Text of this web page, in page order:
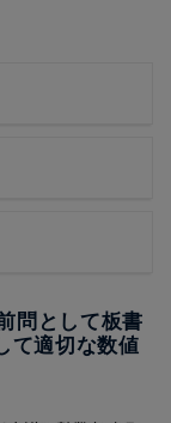
問として板書
て適切な数値